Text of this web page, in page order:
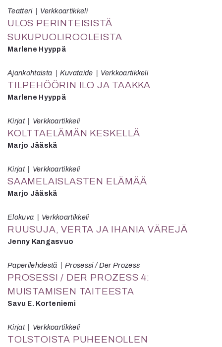
Teatteri Verkkoartikkeli
ULOS PERINTEISISTÄ
SUKUPUOLIROOLEISTA
Marlene Hyyppä
Ajankohtaista Kuvataide Verkkoartikkeli
TILPEHÖÖRIN ILO JA TAAKKA
Marlene Hyyppä
Kirjat Verkkoartikkeli
KOLTTAELÄMÄN KESKELLÄ
Marjo Jääskä
Kirjat Verkkoartikkeli
SAAMELAISLASTEN ELÄMÄÄ
Marjo Jääskä
Elokuva Verkkoartikkeli
RUUSUJA, VERTA JA IHANIA VÄREJÄ
Jenny Kangasvuo
Paperilehdestä Prosessi / Der Prozess
PROSESSI / DER PROZESS 4:
MUISTAMISEN TAITEESTA
Savu E. Korteniemi
Kirjat Verkkoartikkeli
TOLSTOISTA PUHEENOLLEN